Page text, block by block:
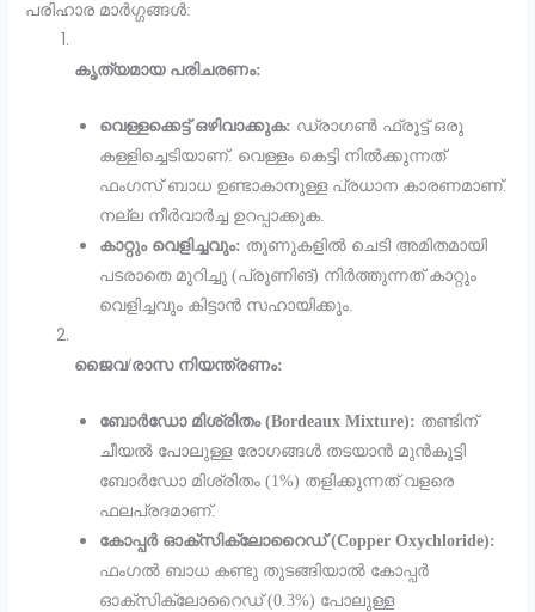
​പരിഹാര മാർഗ്ഗങ്ങൾ:
കൃത്യമായ പരിചരണം:
വെള്ളക്കെട്ട് ഒഴിവാക്കുക: ഡ്രാഗൺ ഫ്രൂട്ട് ഒരു
കള്ളിച്ചെടിയാണ്. വെള്ളം കെട്ടി നിൽക്കുന്നത്
ഫംഗസ് ബാധ ഉണ്ടാകാനുള്ള പ്രധാന കാരണമാണ്.
നല്ല നീർവാർച്ച ഉറപ്പാക്കുക.
കാറ്റും വെളിച്ചവും: തൂണുകളിൽ ചെടി അമിതമായി
പടരാതെ മുറിച്ചു (പ്രൂണിങ്) നിർത്തുന്നത് കാറ്റും
വെളിച്ചവും കിട്ടാൻ സഹായിക്കും.
ജൈവ/രാസ നിയന്ത്രണം:
ബോർഡോ മിശ്രിതം (Bordeaux Mixture): തണ്ടിന്
ചീയൽ പോലുള്ള രോഗങ്ങൾ തടയാൻ മുൻകൂട്ടി
ബോർഡോ മിശ്രിതം (1%) തളിക്കുന്നത് വളരെ
ഫലപ്രദമാണ്.
കോപ്പർ ഓക്സിക്ലോറൈഡ് (Copper Oxychloride):
ഫംഗൽ ബാധ കണ്ടു തുടങ്ങിയാൽ കോപ്പർ
ഓക്സിക്ലോറൈഡ് (0.3%) പോലുള്ള